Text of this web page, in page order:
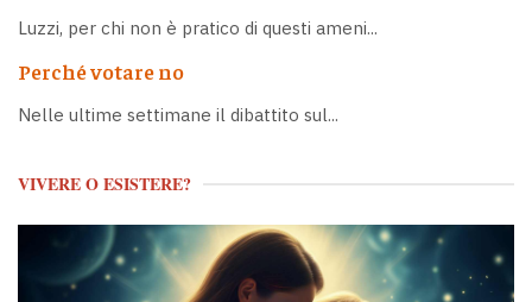
Luzzi, per chi non è pratico di questi ameni...
Perché votare no
Nelle ultime settimane il dibattito sul...
VIVERE O ESISTERE?